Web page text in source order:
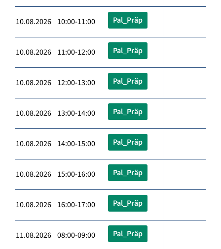
10.08.2026 10:00-11:00 Pal_Präp
10.08.2026 11:00-12:00 Pal_Präp
10.08.2026 12:00-13:00 Pal_Präp
10.08.2026 13:00-14:00 Pal_Präp
10.08.2026 14:00-15:00 Pal_Präp
10.08.2026 15:00-16:00 Pal_Präp
10.08.2026 16:00-17:00 Pal_Präp
11.08.2026 08:00-09:00 Pal_Präp